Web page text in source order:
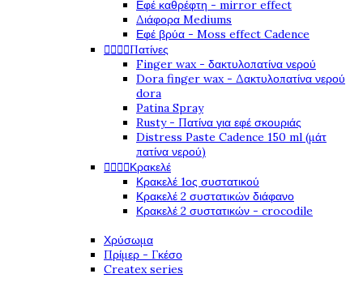
Εφέ καθρέφτη - mirror effect
Διάφορα Mediums
Εφέ βρύα - Moss effect Cadence
   Πατίνες
Finger wax - δακτυλοπατίνα νερού
Dora finger wax - Δακτυλοπατίνα νερού
dora
Patina Spray
Rusty - Πατίνα για εφέ σκουριάς
Distress Paste Cadence 150 ml (μάτ
πατίνα νερού)
   Κρακελέ
Κρακελέ 1ος συστατικού
Κρακελέ 2 συστατικών διάφανο
Κρακελέ 2 συστατικών - crocodile
Χρύσωμα
Πρίμερ - Γκέσο
Createx series